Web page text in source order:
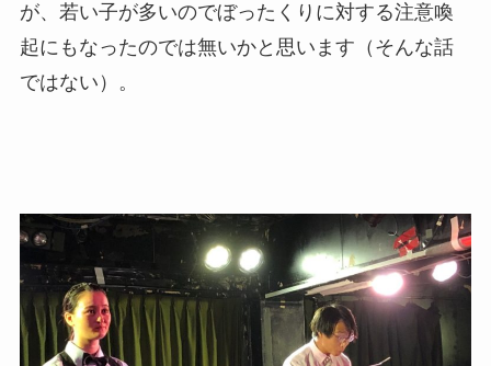
が、若い子が多いのでぼったくりに対する注意喚
起にもなったのでは無いかと思います（そんな話
ではない）。